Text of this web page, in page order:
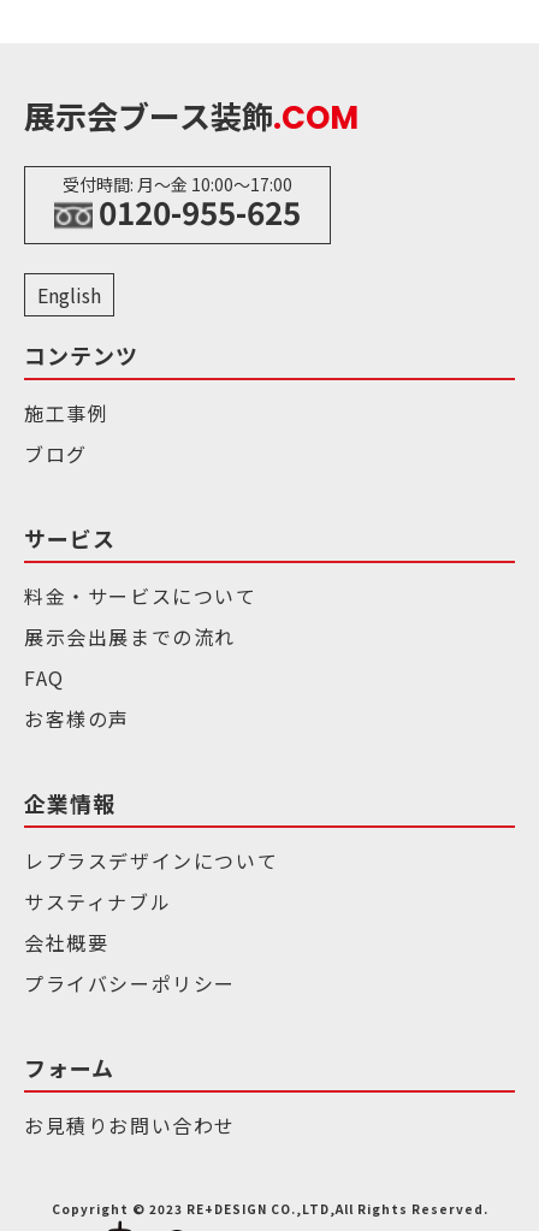
展示会ブース装飾.COM
受付時間: 月〜金 10:00〜17:00
0120-955-625
English
コンテンツ
施工事例
ブログ
サービス
料金・サービスについて
展示会出展までの流れ
FAQ
お客様の声
企業情報
レプラスデザインについて
サスティナブル
会社概要
プライバシーポリシー
フォーム
お見積りお問い合わせ
Copyright © 2023 RE+DESIGN CO.,LTD,All Rights Reserved.